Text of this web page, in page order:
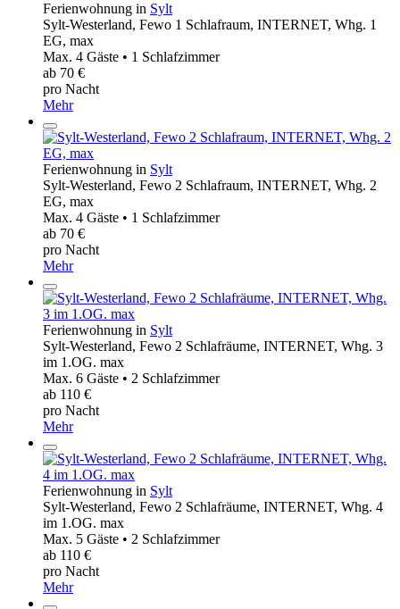
Ferienwohnung in Sylt
Sylt-Westerland, Fewo 1 Schlafraum, INTERNET, Whg. 1
EG, max
Max. 4 Gäste • 1 Schlafzimmer
ab 70 €
pro Nacht
Mehr
Ferienwohnung in Sylt
Sylt-Westerland, Fewo 2 Schlafraum, INTERNET, Whg. 2
EG, max
Max. 4 Gäste • 1 Schlafzimmer
ab 70 €
pro Nacht
Mehr
Ferienwohnung in Sylt
Sylt-Westerland, Fewo 2 Schlafräume, INTERNET, Whg. 3
im 1.OG. max
Max. 6 Gäste • 2 Schlafzimmer
ab 110 €
pro Nacht
Mehr
Ferienwohnung in Sylt
Sylt-Westerland, Fewo 2 Schlafräume, INTERNET, Whg. 4
im 1.OG. max
Max. 5 Gäste • 2 Schlafzimmer
ab 110 €
pro Nacht
Mehr